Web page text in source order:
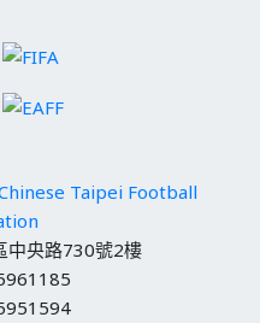
Taipei Football
中央路730號2樓